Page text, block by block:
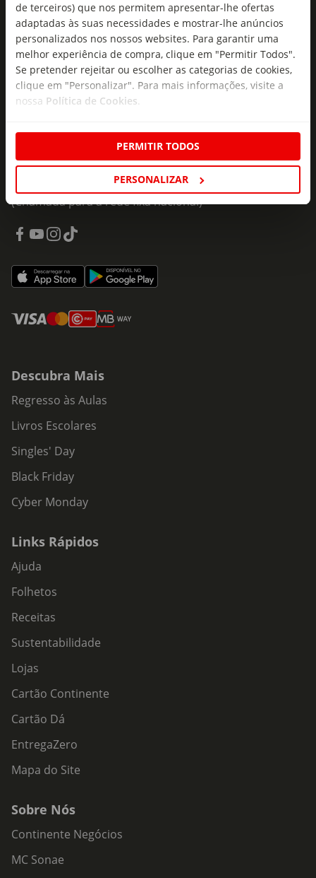
de terceiros) que nos permitem apresentar-lhe ofertas
adaptadas às suas necessidades e mostrar-lhe anúncios
personalizados nos nossos websites. Para garantir uma
melhor experiência de compra, clique em "Permitir Todos".
Se pretender rejeitar ou escolher as categorias de cookies,
clique em "Personalizar". Para mais informações, visite a
nossa Política de Cookies.
PERMITIR TODOS
PERSONALIZAR
Insira o seu e-
mail
Subscrever
Formulário de Contacto
(Chamada para a rede fixa nacional)
Descubra Mais
Regresso às Aulas
Livros Escolares
Singles' Day
Black Friday
Cyber Monday
Links Rápidos
Ajuda
Folhetos
Receitas
Sustentabilidade
Lojas
Cartão Continente
Cartão Dá
EntregaZero
Mapa do Site
Sobre Nós
Continente Negócios
MC Sonae